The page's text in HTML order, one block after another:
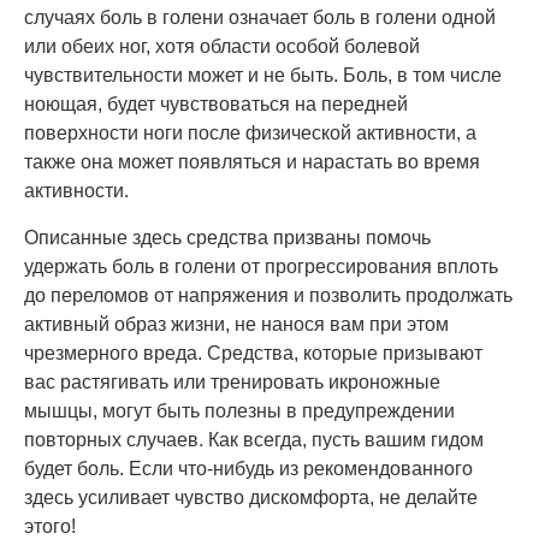
случаях боль в голени означает боль в голени одной
или обеих ног, хотя области особой болевой
чувствительности может и не быть. Боль, в том числе
ноющая, будет чувствоваться на передней
поверхности ноги после физической активности, а
также она может появляться и нарастать во время
активности.
Описанные здесь средства призваны помочь
удержать боль в голени от прогрессирования вплоть
до переломов от напряжения и позволить продолжать
активный образ жизни, не нанося вам при этом
чрезмерного вреда. Средства, которые призывают
вас растягивать или тренировать икроножные
мышцы, могут быть полезны в предупреждении
повторных случаев. Как всегда, пусть вашим гидом
будет боль. Если что-нибудь из рекомендованного
здесь усиливает чувство дискомфорта, не делайте
этого!